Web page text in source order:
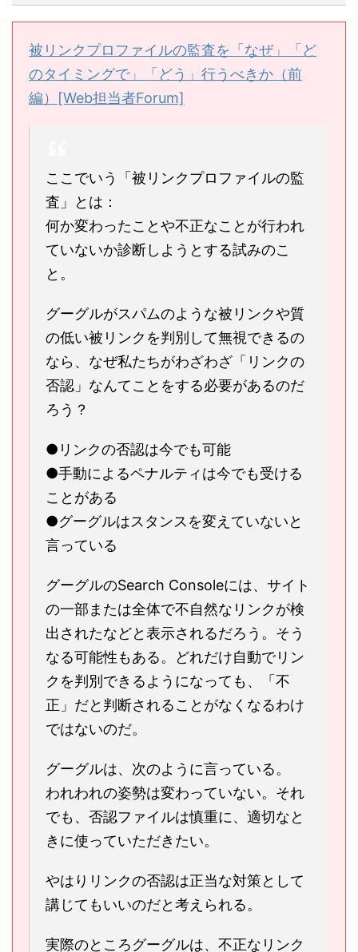
被リンクプロファイルの監査を「なぜ」「ど
のタイミングで」「どう」行うべきか（前
編）[Web担当者Forum]
ここでいう「被リンクプロファイルの監
査」とは：
何か変わったことや不正なことが行われ
ていないか診断しようとする試みのこ
と。
グーグルがスパムのような被リンクや質
の低い被リンクを判別して無視できるの
なら、なぜ私たちがわざわざ「リンクの
否認」なんてことをする必要があるのだ
ろう？
●リンクの否認は今でも可能
●手動によるペナルティは今でも受ける
ことがある
●グーグルはスタンスを変えていないと
言っている
グーグルのSearch Consoleには、サイト
の一部または全体で不自然なリンクが検
出されたなどと表示されるだろう。そう
なる可能性もある。どれだけ自動でリン
クを判別できるようになっても、「不
正」だと判断されることがなくなるわけ
ではないのだ。
グーグルは、次のように言っている。
われわれの姿勢は変わっていない。それ
でも、否認ファイルは慎重に、適切なと
きに使っていただきたい。
やはりリンクの否認は正当な対策として
講じてもいいのだと考えられる。
実際のところグーグルは、不正なリンク